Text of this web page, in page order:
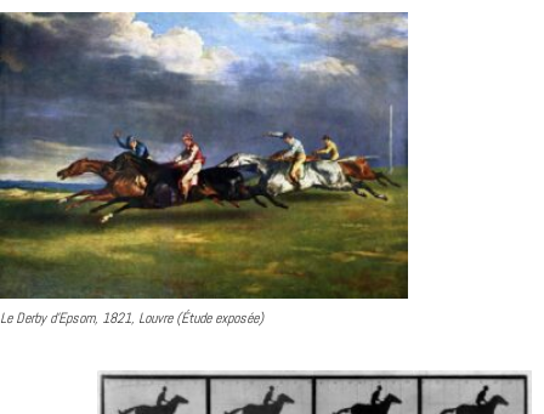
Le Derby d’Epsom, 1821, Louvre (Étude exposée)